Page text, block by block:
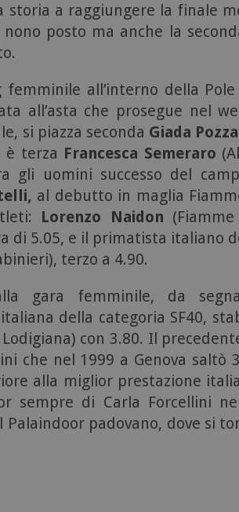
storia a raggiungere la finale
nono posto ma anche la
femminile all’interno della
all’asta che prosegue nel
si piazza seconda Giada
è terza Francesca Semeraro
gli uomini successo del
al debutto in maglia
Lorenzo Naidon
di 5.05, e il primatista italiano
terzo a 4.90.
gara femminile, da
della categoria SF40,
con 3.80. Il
che nel 1999 a Genova
alla miglior prestazione
sempre di Carla Forcellini
padovano, dove si